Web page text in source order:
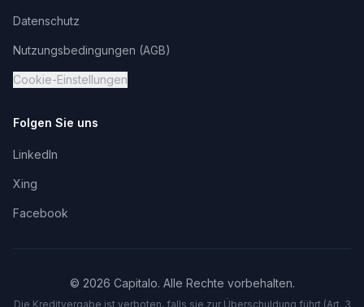
Datenschutz
Nutzungsbedingungen (AGB)
Cookie-Einstellungen
Folgen Sie uns
LinkedIn
Xing
Facebook
© 2026 Capitalo. Alle Rechte vorbehalten.
Die Kreditvergabe ist verboten, falls sie zur Überschuldung führt (Art. 3